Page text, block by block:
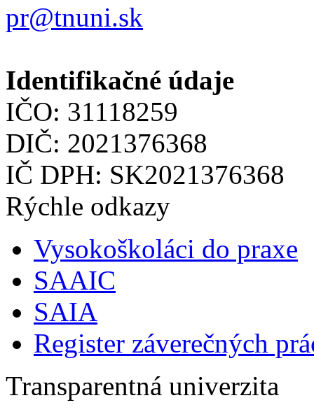
pr@tnuni.sk
Identifikačné údaje
IČO: 31118259
DIČ: 2021376368
IČ DPH: SK2021376368
Rýchle odkazy
Vysokoškoláci do praxe
SAAIC
SAIA
Register záverečných
Transparentná univerzita